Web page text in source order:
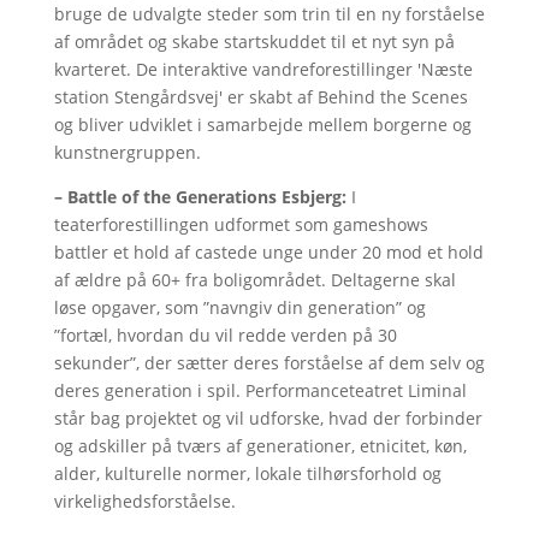
bruge de udvalgte steder som trin til en ny forståelse
af området og skabe startskuddet til et nyt syn på
kvarteret. De interaktive vandreforestillinger 'Næste
station Stengårdsvej' er skabt af Behind the Scenes
og bliver udviklet i samarbejde mellem borgerne og
kunstnergruppen.
– Battle of the Generations Esbjerg: I
teaterforestillingen udformet som gameshows
battler et hold af castede unge under 20 mod et hold
af ældre på 60+ fra boligområdet. Deltagerne skal
løse opgaver, som ”navngiv din generation” og
”fortæl, hvordan du vil redde verden på 30
sekunder”, der sætter deres forståelse af dem selv og
deres generation i spil. Performanceteatret Liminal
står bag projektet og vil udforske, hvad der forbinder
og adskiller på tværs af generationer, etnicitet, køn,
alder, kulturelle normer, lokale tilhørsforhold og
virkelighedsforståelse.